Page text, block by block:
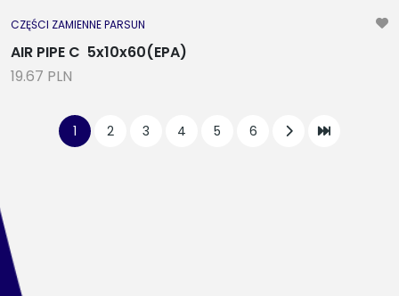
CZĘŚCI ZAMIENNE PARSUN
AIR PIPE C 5x10x60(EPA)
19.67 PLN
1 2 3 4 5 6